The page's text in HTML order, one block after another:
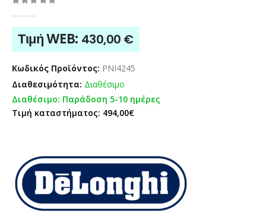
Τιμή WEB: 430,00 €
Κωδικός Προϊόντος: PNI4245
Διαθεσιμότητα: Διαθέσιμο
Διαθέσιμο: Παράδοση 5-10 ημέρες
Τιμή καταστήματος: 494,00€